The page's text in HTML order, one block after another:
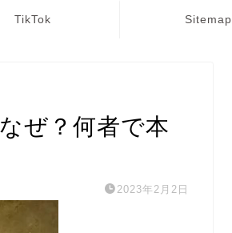
TikTok Sitemap
ぜ？何者で本
2023年2月2日